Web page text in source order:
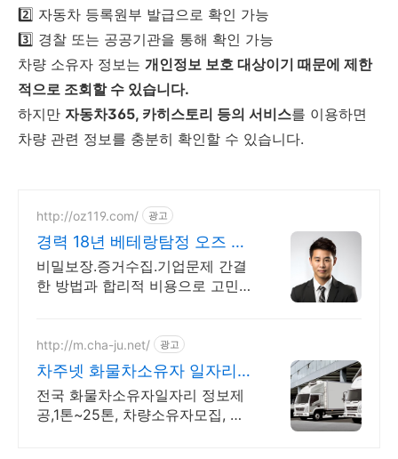
2️⃣ 자동차 등록원부 발급으로 확인 가능
3️⃣ 경찰 또는 공공기관을 통해 확인 가능
차량 소유자 정보는 개인정보 보호 대상이기 때문에 제한
적으로 조회할 수 있습니다.
하지만 자동차365, 카히스토리 등의 서비스를 이용하면
차량 관련 정보를 충분히 확인할 수 있습니다.
http://oz119.com/ 광고
경력 18년 베테랑탐정 오즈 전
국지사운영
비밀보장.증거수집.기업문제 간결
한 방법과 합리적 비용으로 고민해
http://m.cha-ju.net/ 광고
차주넷 화물차소유자 일자리
차주넷 전국화물차소유자일자
리
전국 화물차소유자일자리 정보제
공,1톤~25톤, 차량소유자모집, 기